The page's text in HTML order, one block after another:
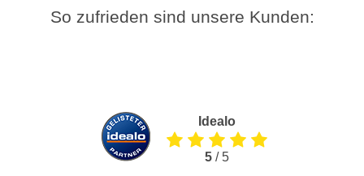
So zufrieden sind unsere Kunden:
Idealo
5/ 5